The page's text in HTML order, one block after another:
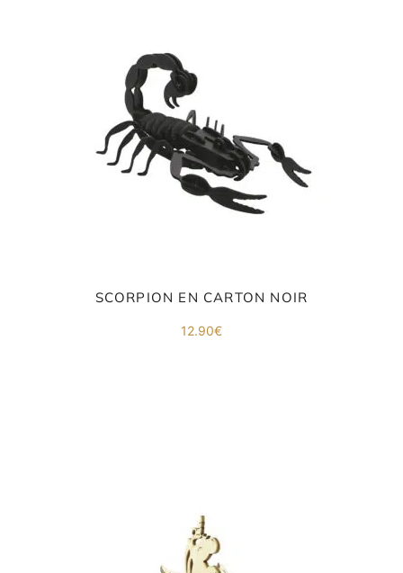
SCORPION EN CARTON NOIR
12.90€